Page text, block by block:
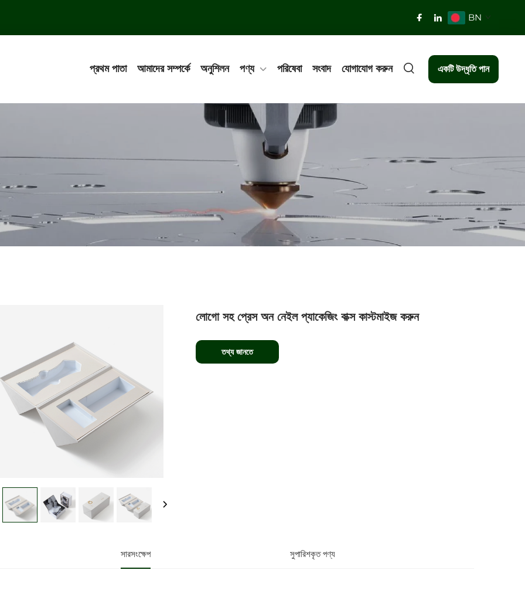
BN
প্রথম পাতা আমাদের সম্পর্কে অনুশিলন পণ্য পরিষেবা সংবাদ যোগাযোগ করুন একটি উদ্ধৃতি পান
লোগো সহ প্রেস অন নেইল প্যাকেজিং বাক্স কাস্টমাইজ করুন
তথ্য জানতে
সারসংক্ষেপ সুপারিশকৃত পণ্য